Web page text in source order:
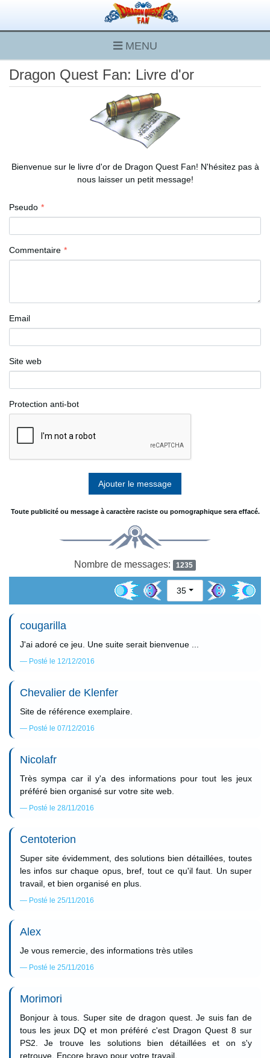
MENU
Dragon Quest Fan: Livre d'or
Bienvenue sur le livre d'or de Dragon Quest Fan! N'hésitez pas à
nous laisser un petit message!
Pseudo
Commentaire
Email
Site web
Protection anti-bot
Toute publicité ou message à caractère raciste ou pornographique sera effacé.
Nombre de messages: 1235
35
cougarilla
J'ai adoré ce jeu. Une suite serait bienvenue ...
Posté le 12/12/2016
Chevalier de Klenfer
Site de référence exemplaire.
Posté le 07/12/2016
Nicolafr
Très sympa car il y'a des informations pour tout les jeux
préféré bien organisé sur votre site web.
Posté le 28/11/2016
Centoterion
Super site évidemment, des solutions bien détaillées, toutes
les infos sur chaque opus, bref, tout ce qu'il faut. Un super
travail, et bien organisé en plus.
Posté le 25/11/2016
Alex
Je vous remercie, des informations très utiles
Posté le 25/11/2016
Morimori
Bonjour à tous. Super site de dragon quest. Je suis fan de
tous les jeux DQ et mon préféré c'est Dragon Quest 8 sur
PS2. Je trouve les solutions bien détaillées et on s'y
retrouve. Encore bravo pour votre travail.